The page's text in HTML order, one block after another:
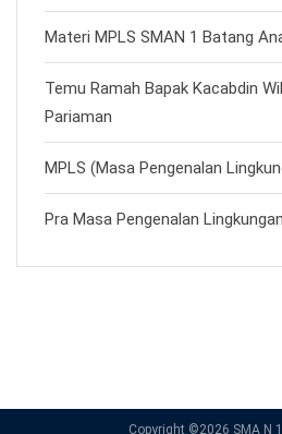
Materi MPLS SMAN 1 Batang
Temu Ramah Bapak Kacabdin
Pariaman
MPLS (Masa Pengenalan
Pra Masa Pengenalan
Copyright ©2026 SMA N